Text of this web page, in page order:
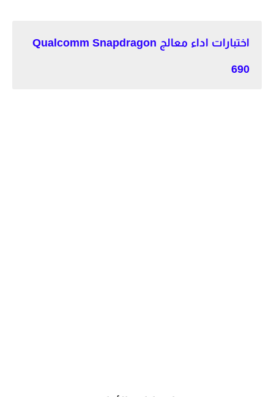
اختبارات اداء معالج Qualcomm Snapdragon
690